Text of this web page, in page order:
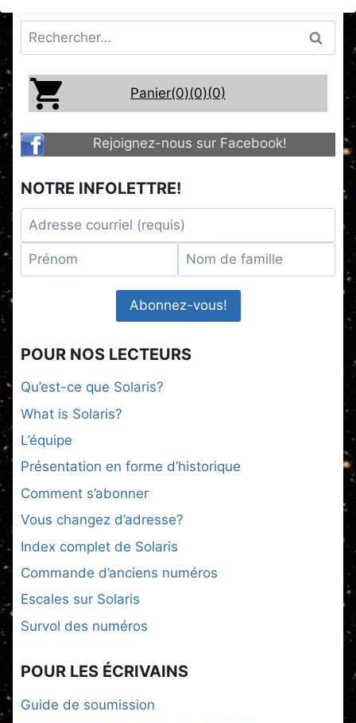
Rechercher :
Panier(0)(0)(0)
Rejoignez-nous sur Facebook!
NOTRE INFOLETTRE!
POUR NOS LECTEURS
Qu’est-ce que Solaris?
What is Solaris?
L’équipe
Présentation en forme d’historique
Comment s’abonner
Vous changez d’adresse?
Index complet de Solaris
Commande d’anciens numéros
Escales sur Solaris
Survol des numéros
POUR LES ÉCRIVAINS
Guide de soumission